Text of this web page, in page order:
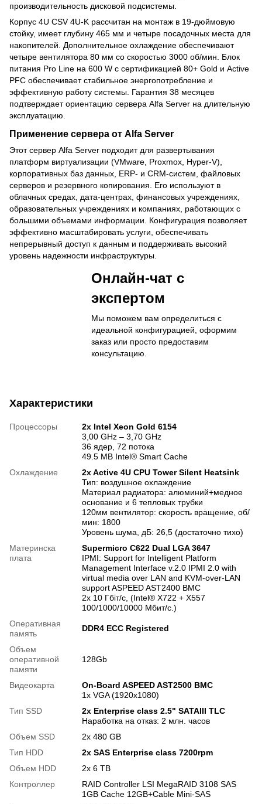
производительность дисковой подсистемы.
Корпус 4U CSV 4U-K рассчитан на монтаж в 19-дюймовую
стойку, имеет глубину 465 мм и четыре посадочных места для
накопителей. Дополнительное охлаждение обеспечивают
четыре вентилятора 80 мм со скоростью 3000 об/мин. Блок
питания Pro Line на 600 W с сертификацией 80+ Gold и Active
PFC обеспечивает стабильное энергопотребление и
эффективную работу системы. Гарантия 38 месяцев
подтверждает ориентацию сервера Alfa Server на длительную
эксплуатацию.
Применение сервера от Alfa Server
Этот сервер Alfa Server подходит для развертывания
платформ виртуализации (VMware, Proxmox, Hyper-V),
корпоративных баз данных, ERP- и CRM-систем, файловых
серверов и резервного копирования. Его используют в
облачных средах, дата-центрах, финансовых учреждениях,
образовательных учреждениях и компаниях, работающих с
большими объемами информации. Конфигурация позволяет
эффективно масштабировать услуги, обеспечивать
непрерывный доступ к данным и поддерживать высокий
уровень надежности инфраструктуры.
Онлайн-чат с
экспертом
Мы поможем вам определиться с
идеальной конфигурацией, оформим
заказ или просто предоставим
консультацию.
Характеристики
Процессоры
2х Intel Xeon Gold 6154
3,00 GHz – 3,70 GHz
36 ядер, 72 потока
49.5 MB Intel® Smart Cache
Охлаждение
2x Active 4U CPU Tower Silent Heatsink
Тип: воздушное охлаждение
Материал радиатора: алюминий+медное
основание и 6 тепловых трубки
120мм вентилятор: скорость вращение, об/
мин: 1800
Уровень шума, дБ: 26,5 (достаточно тихо)
Материнска
плата
Supermicro C622 Dual LGA 3647
IPMI: Support for Intelligent Platform
Management Interface v.2.0 IPMI 2.0 with
virtual media over LAN and KVM-over-LAN
support ASPEED AST2400 BMC
2x 10 Гбіт/с, (Intel® X722 + X557
100/1000/10000 Мбит/с.)
Оперативная
память
DDR4 ECC Registered
Объем
оперативной
памяти
128Gb
Видеокарта
On-Board ASPEED AST2500 BMC
1x VGA (1920x1080)
Тип SSD
2x Enterprise class 2.5" SATAIII TLC
Наработка на отказ: 2 млн. часов
Объем SSD
2х 480 GB
Тип HDD
2x SAS Enterprise class 7200rpm
Объем HDD
2х 6 TB
Контроллер
RAID Controller LSI MegaRAID 3108 SAS
1GB Cache 12GB+Cable Mini-SAS